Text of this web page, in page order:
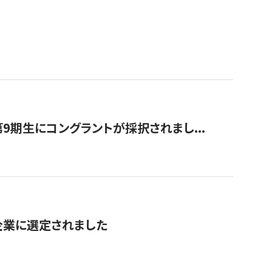
9期生にコングラントが採択されまし...
に選定されました